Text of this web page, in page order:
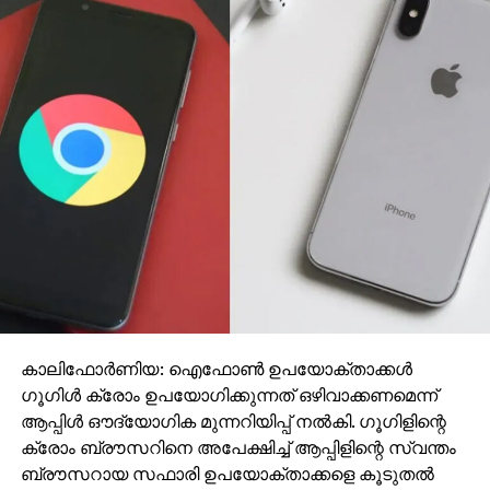
ഭരണ-പ്രതിപക്ഷഭേദമന്യ കടുത്ത
പ്രതിഷേധമുയര്‍ന്നു. സര്‍വകക്ഷി സംഘത്തിന് സമയം
അനുവദിക്കാത്തത് സംസ്ഥാനത്തോടുള്ള
അങ്ങേയറ്റത്തെ അനാദരവാണെന്ന് മുഖ്യമന്ത്രി
പിണറായി വിജയന്‍ പറഞ്ഞു. പ്രധാനമന്ത്രിയെ
കാണാന്‍ നിയമസഭ ഒറ്റക്കെട്ടായാണു തീരുമാനിച്ചത്.
രാഷ്ട്രീയമായ എതിര്‍പ്പു പ്രകടിപ്പിച്ചെങ്കിലും
പ്രധാനമന്ത്രിയെ കണ്ടു വിഷയം
ധരിപ്പിക്കണമെന്നായിരുന്നു ബി.ജെ.പി അംഗമായി ഒ.
രാജഗോപാല്‍ പോലും നിയമസഭയില്‍ ആവശ്യപ്പെട്ടത്.
കേരള നിയമസഭയുടെ വികാരം ഉള്‍ക്കൊള്ളാന്‍
പ്രധാനമന്ത്രി തയാറല്ല എന്നാണ് നടപടിയില്‍ നിന്ന്
മനസിലാകുന്നത്. സംസ്ഥാനത്തെയും
നിയമസഭയെയും അംഗീകരിക്കുകയെന്ന മര്യാദ
കേന്ദ്ര സര്‍ക്കാരുകള്‍ കാണിക്കാറുള്ളതാണ്. എന്നാല്‍,
കാലിഫോര്‍ണിയ: ഐഫോണ്‍ ഉപയോക്താക്കള്‍
ഗൂഗിള്‍ ക്രോം ഉപയോഗിക്കുന്നത് ഒഴിവാക്കണമെന്ന്
ആപ്പിള്‍ ഔദ്യോഗിക മുന്നറിയിപ്പ് നല്‍കി. ഗൂഗിളിന്റെ
ക്രോം ബ്രൗസറിനെ അപേക്ഷിച്ച് ആപ്പിളിന്റെ സ്വന്തം
ബ്രൗസറായ സഫാരി ഉപയോക്താക്കളെ കൂടുതല്‍